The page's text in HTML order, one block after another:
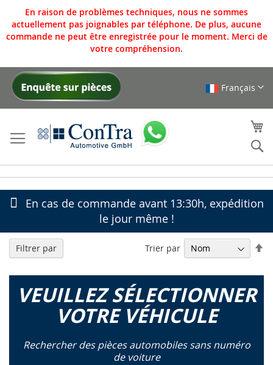
En raison de problèmes techniques, nous ne sommes
actuellement pas joignables par téléphone. De plus, aucune
commande ne peut être enregistrée pour le moment. Merci de
votre compréhension.
Allez
Français
En cas de commande avant 13:30h, expédition
le jour même !
VEUILLEZ SÉLECTIONNER
VOTRE VÉHICULE
Rechercher des pièces automobiles sans numéro
de voiture
Trier par
Filtrer par